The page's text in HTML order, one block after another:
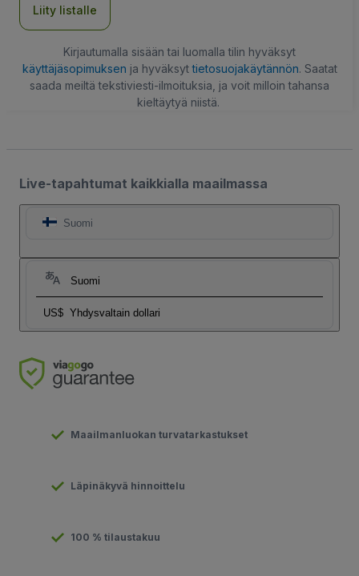
Liity listalle
Kirjautumalla sisään tai luomalla tilin hyväksyt
käyttäjäsopimuksen ja hyväksyttietosuojakäytännön. Saatat
saada meiltä tekstiviesti-ilmoituksia, ja voit milloin tahansa
kieltäytyä niistä.
Live-tapahtumat kaikkialla maailmassa
Suomi
Suomi
US$ Yhdysvaltain dollari
Maailmanluokan turvatarkastukset
Läpinäkyvä hinnoittelu
100 % tilaustakuu